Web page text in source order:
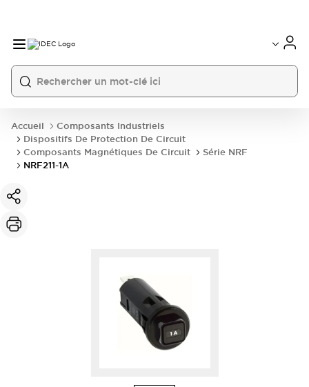
Accueil
Composants Industriels
Dispositifs De Protection De Circuit
Composants Magnétiques De Circuit
Série NRF
NRF211-1A